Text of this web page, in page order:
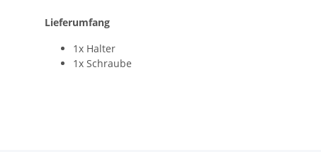
Lieferumfang
1x Halter
1x Schraube